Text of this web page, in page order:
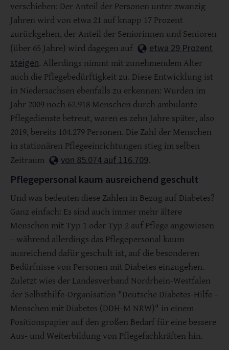
verschieben: Der Anteil der Personen unter zwanzig
Jahren wird von etwa 21 auf knapp 17 Prozent
zurückgehen, der Anteil der Seniorinnen und Senioren
(über 65 Jahre) wird dagegen auf
etwa 29 Prozent
steigen. Allerdings nimmt mit zunehmendem Alter
auch die Pflegebedürftigkeit zu. Diese Entwicklung ist
in Niedersachsen ebenfalls zu erkennen: Wurden im
Jahr 2009 noch 62.918 Menschen durch ambulante
Pflegedienste betreut, waren es zehn Jahre später, also
2019, bereits 104.279 Personen. Die Zahl der Menschen
in stationären Pflegeeinrichtungen stieg im selben
Zeitraum
von 85.074 auf 116.709.
Pflegepersonal kaum ausreichend geschult
Und was bedeuten diese Zahlen in Bezug auf Diabetes?
Ganz einfach: Es sind auch immer mehr ältere
Menschen mit Typ 1 oder Typ 2 auf Pflege angewiesen
– während allerdings das Pflegepersonal kaum
ausreichend dafür geschult ist, auf die besonderen
Bedürfnisse von Personen mit Diabetes einzugehen.
Zuletzt wies der Landesverband Nordrhein-Westfalen
der Selbsthilfe-Organisation "Deutsche Diabetes-Hilfe –
Menschen mit Diabetes (DDH-M NRW)" in einem
Positionspapier auf den großen Bedarf für eine bessere
Aus- und Weiterbildung von Pflegefachkräften hin.